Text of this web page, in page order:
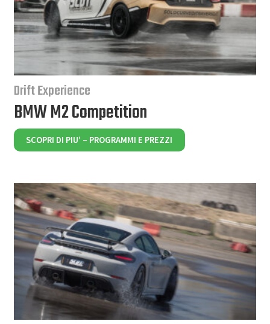
Drift Experience
BMW M2 Competition
SCOPRI DI PIU’ – PROGRAMMI E PREZZI